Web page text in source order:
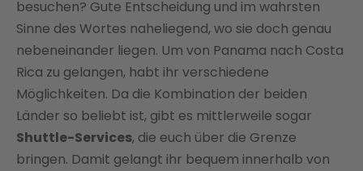
besuchen? Gute Entscheidung und im wahrsten
Sinne des Wortes naheliegend, wo sie doch genau
nebeneinander liegen. Um von Panama nach Costa
Rica zu gelangen, habt ihr verschiedene
Möglichkeiten. Da die Kombination der beiden
Länder so beliebt ist, gibt es mittlerweile sogar
Shuttle-Services, die euch über die Grenze
bringen. Damit gelangt ihr bequem innerhalb von